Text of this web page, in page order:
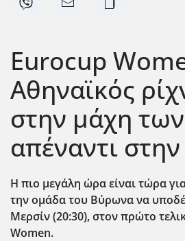
Eurocup
Αθηναϊκός
στην μάχη
απέναντι
Η πιο μεγάλη ώρα είναι τώρα
την ομάδα του Βύρωνα να
Μερσίν (20:30), στον πρώτο
Women.